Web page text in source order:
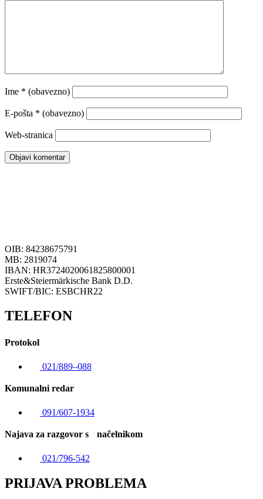
Ime * (obavezno)
E-pošta * (obavezno)
Web-stranica
OIB: 84238675791
MB: 2819074
IBAN: HR3724020061825800001
Erste&Steiermärkische Bank D.D.
SWIFT/BIC: ESBCHR22
TELEFON
Protokol
021/889–088
Komunalni redar
091/607-1934
Najava za razgovor s načelnikom
021/796-542
PRIJAVA PROBLEMA